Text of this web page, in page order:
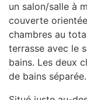
un salon/salle à
couverte
chambres au
terrasse avec le
bains. Les deux
de bains séparée.